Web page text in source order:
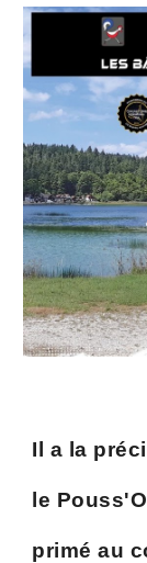
Il a la
le
primé au